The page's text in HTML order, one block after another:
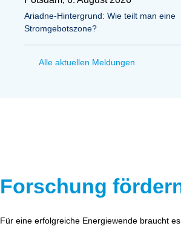
Ariadne-Hintergrund: Wie teilt man eine
Stromgebotszone?
Alle aktuellen Meldungen
Forschung
Für eine erfolgreiche Energiewende braucht